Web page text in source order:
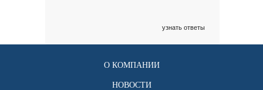
узнать ответы
О КОМПАНИИ
НОВОСТИ